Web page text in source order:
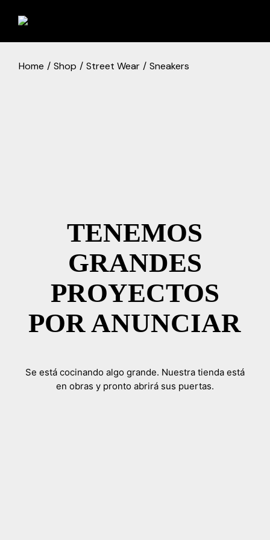
Home Shop Street Wear Sneakers
TENEMOS
GRANDES
PROYECTOS
POR ANUNCIAR
Se está cocinando algo grande. Nuestra tienda está
en obras y pronto abrirá sus puertas.